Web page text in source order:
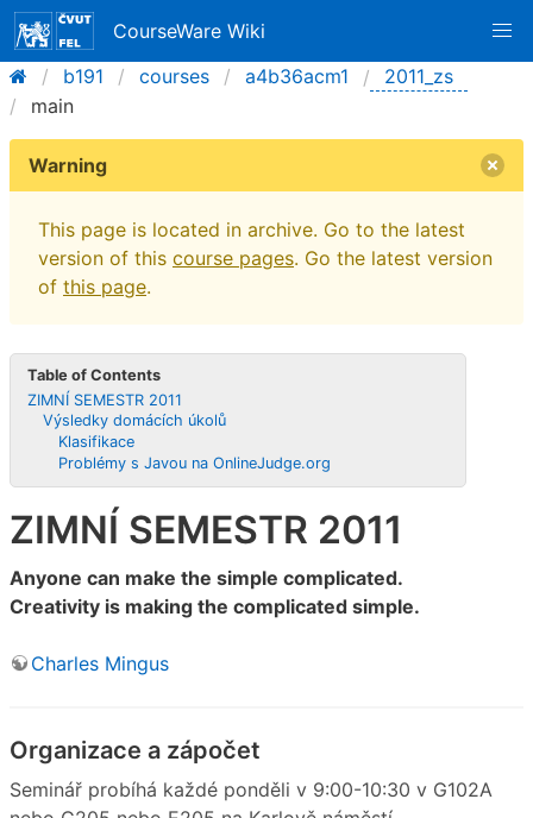
CourseWare Wiki
b191
courses a4b36acm1
2011_zs
main
Warning
This page is located in archive. Go to the latest
version of this course pages. Go the latest version
of this page.
Table of Contents
ZIMNÍ SEMESTR 2011
Výsledky domácích úkolů
Klasifikace
Problémy s Javou na OnlineJudge.org
ZIMNÍ SEMESTR 2011
Anyone can make the simple complicated.
Creativity is making the complicated simple.
Charles Mingus
Organizace a zápočet
Seminář probíhá každé ponděli v 9:00-10:30 v G102A